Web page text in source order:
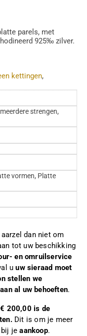
parels, met
925‰ zilver.
kettingen,
strengen,
vormen, Platte
aarzel dan niet om
tot uw beschikking
en omruilservice
uuw sieraad moet
stellen we
al uw behoeften.
200,00 is de
Dit is om je meer
bij jeaankoop.